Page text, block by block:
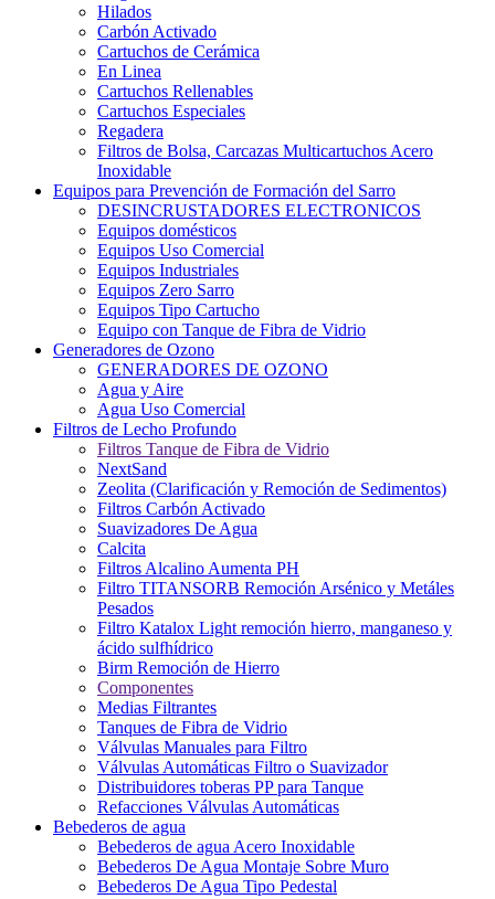
Hilados
Carbón Activado
Cartuchos de Cerámica
En Linea
Cartuchos Rellenables
Cartuchos Especiales
Regadera
Filtros de Bolsa, Carcazas Multicartuchos Acero
Inoxidable
Equipos para Prevención de Formación del Sarro
DESINCRUSTADORES ELECTRONICOS
Equipos domésticos
Equipos Uso Comercial
Equipos Industriales
Equipos Zero Sarro
Equipos Tipo Cartucho
Equipo con Tanque de Fibra de Vidrio
Generadores de Ozono
GENERADORES DE OZONO
Agua y Aire
Agua Uso Comercial
Filtros de Lecho Profundo
Filtros Tanque de Fibra de Vidrio
NextSand
Zeolita (Clarificación y Remoción de Sedimentos)
Filtros Carbón Activado
Suavizadores De Agua
Calcita
Filtros Alcalino Aumenta PH
Filtro TITANSORB Remoción Arsénico y Metáles
Pesados
Filtro Katalox Light remoción hierro, manganeso y
ácido sulfhídrico
Birm Remoción de Hierro
Componentes
Medias Filtrantes
Tanques de Fibra de Vidrio
Válvulas Manuales para Filtro
Válvulas Automáticas Filtro o Suavizador
Distribuidores toberas PP para Tanque
Refacciones Válvulas Automáticas
Bebederos de agua
Bebederos de agua Acero Inoxidable
Bebederos De Agua Montaje Sobre Muro
Bebederos De Agua Tipo Pedestal